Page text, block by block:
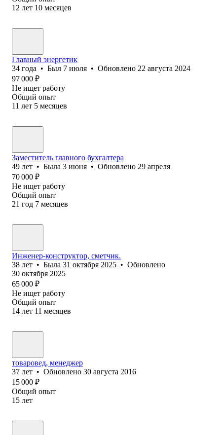
12 лет 10 месяцев
Главный энергетик
34 года • Был 7 июля • Обновлено 22 августа 2024
97 000 ₽
Не ищет работу
Общий опыт
11 лет 5 месяцев
Заместитель главного бухгалтера
49 лет • Была 3 июня • Обновлено 29 апреля
70 000 ₽
Не ищет работу
Общий опыт
21 год 7 месяцев
Инженер-конструктор, сметчик.
38 лет • Была 31 октября 2025 • Обновлено
30 октября 2025
65 000 ₽
Не ищет работу
Общий опыт
14 лет 11 месяцев
товаровед, менеджер
37 лет • Обновлено 30 августа 2016
15 000 ₽
Общий опыт
15 лет